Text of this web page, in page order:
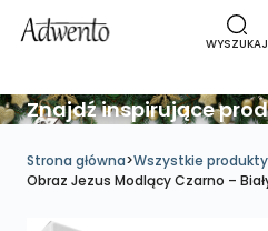
WYSZUKAJ
Znajdź inspirujące
Strona główna>Wszystkie produkty
Obraz Jezus Modlący Czarno –